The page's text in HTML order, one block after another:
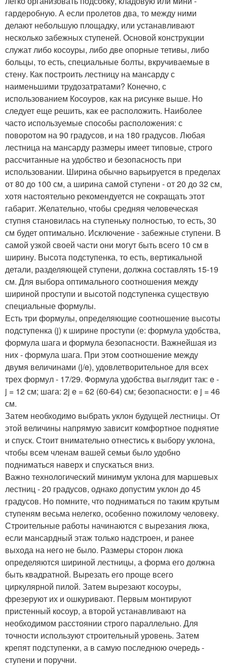
гардеробную. А если пролетов два, то между ними
делают небольшую площадку, или устанавливают
несколько забежных ступеней. Основой конструкции
служат либо косоуры, либо две опорные тетивы, либо
больцы, то есть, специальные болты, вкручиваемые в
стену. Как построить лестницу на мансарду с
наименьшими трудозатратами? Конечно, с
использованием Косоуров, как на рисунке выше. Но
следует еще решить, как ее расположить. Наиболее
часто используемые способы расположения: с
поворотом на 90 градусов, и на 180 градусов. Любая
лестница на мансарду размеры имеет типовые, строго
рассчитанные на удобство и безопасность при
использовании. Ширина обычно варьируется в пределах
от 80 до 100 см, а ширина самой ступени - от 20 до 32 см,
хотя настоятельно рекомендуется не сокращать этот
габарит. Желательно, чтобы средняя человеческая
ступня становилась на ступеньку полностью, то есть, 30
см будет оптимально. Исключение - забежные ступени. В
самой узкой своей части они могут быть всего 10 см в
ширину. Высота подступенка, то есть, вертикальной
детали, разделяющей ступени, должна составлять 15-19
см. Для выбора оптимального соотношения между
шириной проступи и высотой подступенка существую
специальные формулы.
Есть три формулы, определяющие соотношение высоты
подступенка (j) к ширине проступи (е: формула удобства,
формула шага и формула безопасности. Важнейшая из
них - формула шага. При этом соотношение между
двумя величинами (j/e), удовлетворительное для всех
трех формул - 17/29. Формула удобства выглядит так: e -
j = 12 см; шага: 2j e = 62 (60-64) см; безопасности: e j = 46
см.
Затем необходимо выбрать уклон будущей лестницы. От
этой величины напрямую зависит комфортное поднятие
и спуск. Стоит внимательно отнестись к выбору уклона,
чтобы всем членам вашей семьи было удобно
подниматься наверх и спускаться вниз.
Важно технологический минимум уклона для маршевых
лестниц - 20 градусов, однако допустим уклон до 45
градусов. Но помните, что подниматься по таким крутым
ступеням весьма нелегко, особенно пожилому человеку.
Строительные работы начинаются с вырезания люка,
если мансардный этаж только надстроен, и ранее
выхода на него не было. Размеры сторон люка
определяются шириной лестницы, а форма его должна
быть квадратной. Вырезать его проще всего
циркулярной пилой. Затем вырезают косоуры,
фрезеруют их и ошкуривают. Первым монтируют
пристенный косоур, а второй устанавливают на
необходимом расстоянии строго параллельно. Для
точности используют строительный уровень. Затем
крепят подступенки, а в самую последнюю очередь -
ступени и поручни.